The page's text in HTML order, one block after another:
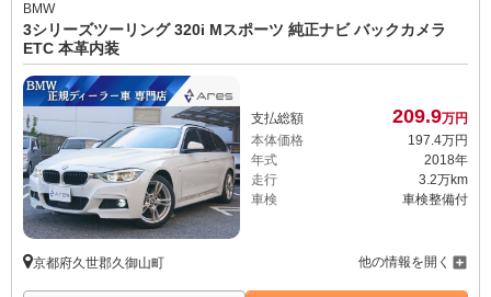
BMW
3シリーズツーリング 320i Mスポーツ 純正ナビ バックカメラ
ETC 本革内装
支払総額 209.9万円
本体価格
197.4万円
年式
2018年
走行
3.2万km
車検
車検整備付
京都府久世郡久御山町 他の情報を開く